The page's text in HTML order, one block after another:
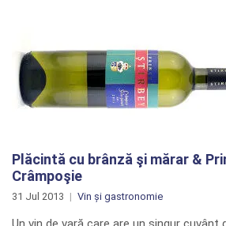
Plăcintă cu brânză şi mărar &
Crâmpoşie
31 Jul 2013 Vin și gastronomie